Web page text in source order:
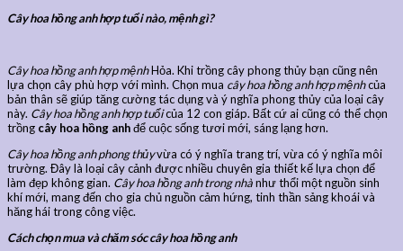
Cây hoa hồng anh hợp tuổi nào, mệnh gì?
Cây hoa hồng anh hợp mệnhHỏa. Khi trồng cây phong thủy bạn cũng nên
lựa chọn cây phù hợp với mình. Chọn mua cây hoa hồng anh hợp mệnhcủa
bản thân sẽ giúp tăng cường tác dụng và ý nghĩa phong thủy của loại cây
này. Cây hoa hồng anh hợp tuổicủa 12 con giáp. Bất cứ ai cũng có thể chọn
trồng cây hoa hồng anhđể cuộc sống tươi mới, sáng lạng hơn.
Cây hoa hồng anh phong thủyvừa có ý nghĩa trang trí, vừa có ý nghĩa môi
trường. Đây là loại cây cảnh được nhiều chuyên gia thiết kế lựa chọn để
làm đẹp không gian. Cây hoa hồng anh trong nhànhư thổi một nguồn sinh
khí mới, mang đến cho gia chủ nguồn cảm hứng, tinh thần sảng khoái và
hăng hái trong công việc.
Cách chọn mua và chăm sóc cây hoa hồng anh